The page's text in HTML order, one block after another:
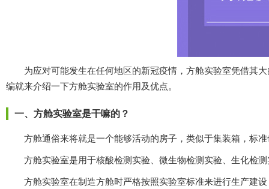
为应对可能发生在任何地区的新冠疫情，方舱实验室凭借其大的
编就来介绍一下方舱实验室的作用及优点。
一、方舱实验室是干嘛的？
方舱通俗来将就是一个能够活动的房子，类似于集装箱，标
方舱实验室是用于核酸检测实验、微生物检测实验、生化检测实
方舱实验室在制造方舱时严格按照实验室标准来进行生产建设